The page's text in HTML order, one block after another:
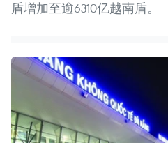
盾增加至逾6310亿越南盾。